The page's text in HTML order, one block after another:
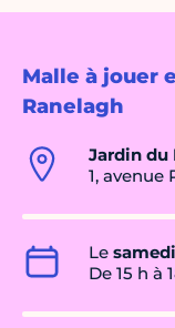
Malle à jouer
Ranelagh
Jardin du
1, avenue
Le
De 15 h à